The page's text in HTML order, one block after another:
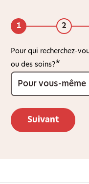
1 2
Pour qui recherchez-
ou des soins?